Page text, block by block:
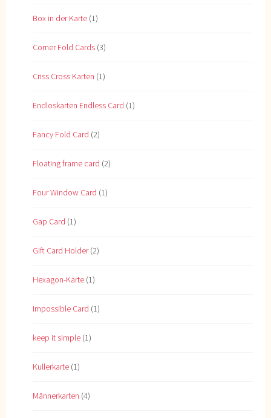
Box in der Karte (1)
Corner Fold Cards (3)
Criss Cross Karten (1)
Endloskarten Endless Card (1)
Fancy Fold Card (2)
Floating frame card (2)
Four Window Card (1)
Gap Card (1)
Gift Card Holder(2)
Hexagon-Karte (1)
Impossible Card (1)
keep it simple (1)
Kullerkarte (1)
Männerkarten (4)